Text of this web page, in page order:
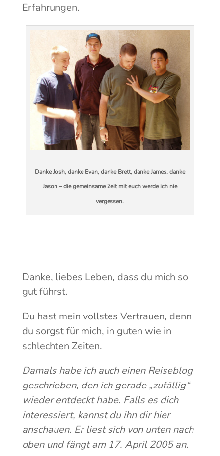
Erfahrungen.
Danke Josh, danke Evan, danke Brett, danke James, danke
Jason – die gemeinsame Zeit mit euch werde ich nie
vergessen.
Danke, liebes Leben, dass du mich so
gut führst.
Du hast mein vollstes Vertrauen, denn
du sorgst für mich, in guten wie in
schlechten Zeiten.
Damals habe ich auch einen Reiseblog
geschrieben, den ich gerade „zufällig“
wieder entdeckt habe. Falls es dich
interessiert, kannst du ihn dir hier
anschauen. Er liest sich von unten nach
oben und fängt am 17. April 2005 an.